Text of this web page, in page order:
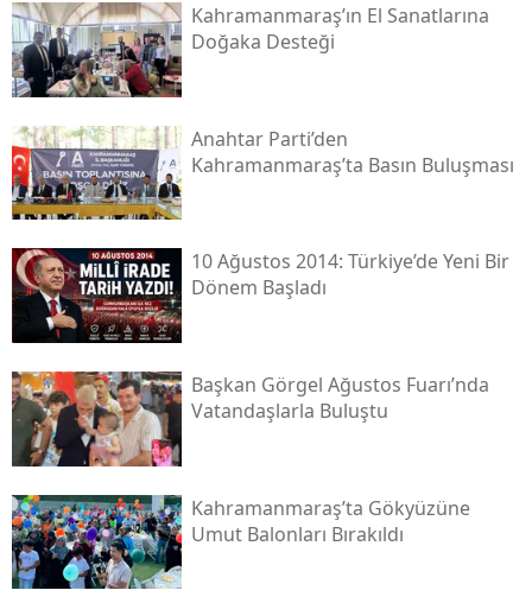
Kahramanmaraş’ın El Sanatlarına
Doğaka Desteği
Anahtar Parti’den
Kahramanmaraş’ta Basın Buluşması
10 Ağustos 2014: Türkiye’de Yeni Bir
Dönem Başladı
Başkan Görgel Ağustos Fuarı’nda
Vatandaşlarla Buluştu
Kahramanmaraş’ta Gökyüzüne
Umut Balonları Bırakıldı